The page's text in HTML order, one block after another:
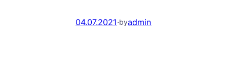
04.07.2021·byadmin